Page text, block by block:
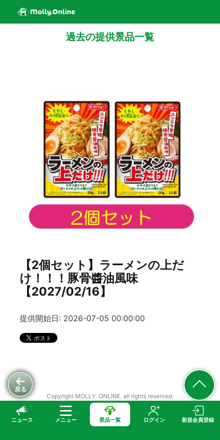
ニュース メニュー 景品一覧 ログイン 新規会員登録
戻る
過去の提供景品一覧
【2個セット】ラーメンの上だ
け！！！豚骨醬油風味
【2027/02/16】
提供開始日: 2026-07-05 00:00:00
Copyright MOLLY. ONLINE. all rights reserved.